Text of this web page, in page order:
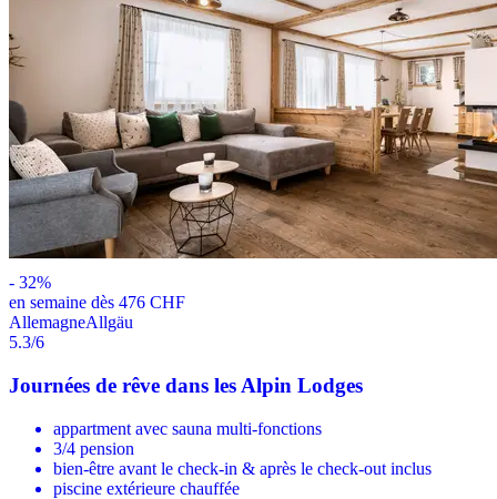
- 32%
en semaine dès 476 CHF
AllemagneAllgäu
5.3/6
Journées de rêve dans les Alpin Lodges
appartment avec sauna multi-fonctions
3/4 pension
bien-être avant le check-in & après le check-out inclus
piscine extérieure chauffée